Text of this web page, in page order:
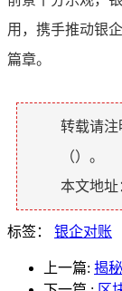
用，携手推动银
篇章。
转载请注
（）。
本文地址
标签： 银企对账
上一篇: 揭